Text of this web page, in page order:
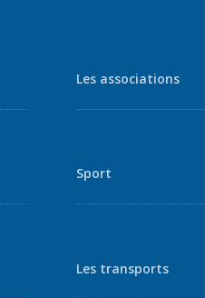
Les associations
Sport
Les transports